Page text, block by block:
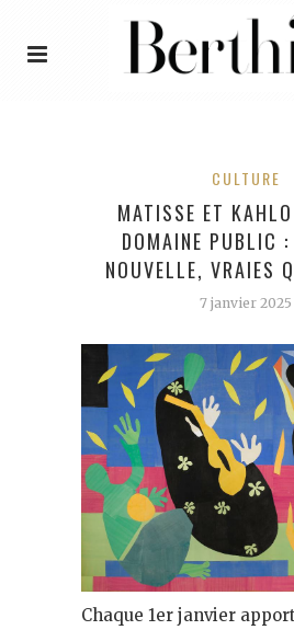
CULTURE
MATISSE ET
DOMAINE PUBLIC :
NOUVELLE, VRAIES
7 janvier 2025
Chaque 1er janvier